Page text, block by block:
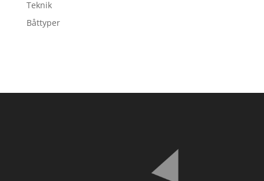
Teknik
Båttyper